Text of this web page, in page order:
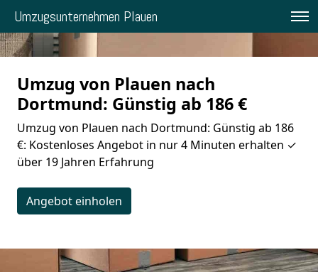
Umzugsunternehmen Plauen
Umzug von Plauen nach
Dortmund: Günstig ab 186 €
Umzug von Plauen nach Dortmund: Günstig ab 186
€: Kostenloses Angebot in nur 4 Minuten erhalten ✓
über 19 Jahren Erfahrung
Angebot einholen